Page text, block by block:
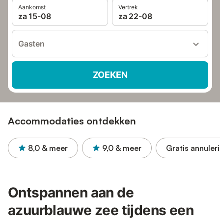
Aankomst
za 15-08
Vertrek
za 22-08
Gasten
ZOEKEN
Accommodaties ontdekken
8,0 & meer 9,0 & meer Gratis
Ontspannen aan de
azuurblauwe zee tijdens een